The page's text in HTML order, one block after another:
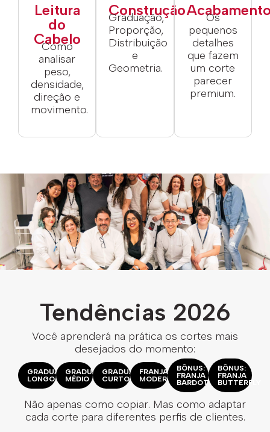
Leitura
do
Cabelo
Como
analisar
peso,
densidade,
direção e
movimento.
Construção
Graduação,
Proporção,
Distribuição
e
Geometria.
Os
pequenos
detalhes
que fazem
um corte
parecer
premium.
Tendências 2026
Você aprenderá na prática os cortes mais
desejados do momento:
GRADUATION
LONGO
GRADUATION
MÉDIO
GRADUATION
CURTO
FRANJAS
MODERNAS
BÔNUS:
FRANJA
BARDOT
BÔNUS:
FRANJA
BUTTERFLY
Não apenas como copiar. Mas como adaptar
cada corte para diferentes perfis de clientes.